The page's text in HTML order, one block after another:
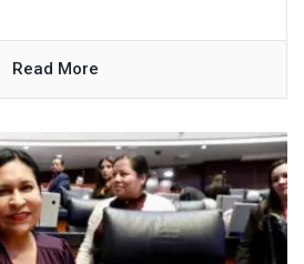
Read More